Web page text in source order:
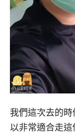
我們這次去的
以非常適合走這